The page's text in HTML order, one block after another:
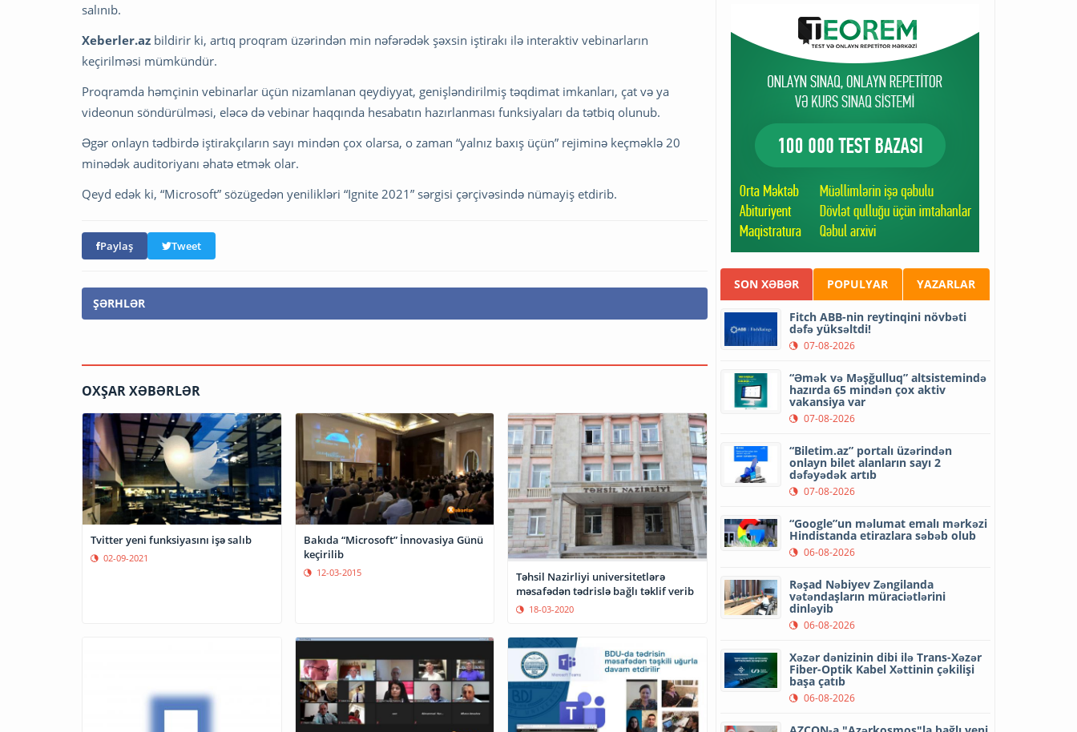
salınıb.
Xeberler.az bildirir ki, artıq proqram üzərindən min nəfərədək şəxsin iştirakı ilə interaktiv vebinarların
keçirilməsi mümkündür.
Proqramda həmçinin vebinarlar üçün nizamlanan qeydiyyat, genişləndirilmiş təqdimat imkanları, çat və ya
videonun söndürülməsi, eləcə də vebinar haqqında hesabatın hazırlanması funksiyaları da tətbiq olunub.
Əgər onlayn tədbirdə iştirakçıların sayı mindən çox olarsa, o zaman “yalnız baxış üçün” rejiminə keçməklə 20
minədək auditoriyanı əhatə etmək olar.
Qeyd edək ki, “Microsoft” sözügedən yenilikləri “Ignite 2021” sərgisi çərçivəsində nümayiş etdirib.
Paylaş Tweet
ŞƏRHLƏR
OXŞAR XƏBƏRLƏR
Tvitter yeni funksiyasını işə salıb
02-09-2021
Bakıda “Microsoft” İnnovasiya Günü
keçirilib
12-03-2015
Təhsil Nazirliyi universitetlərə
məsafədən tədrislə bağlı təklif verib
18-03-2020
SON XƏBƏR POPULYAR YAZARLAR
Fitch ABB-nin reytinqini növbəti
dəfə yüksəltdi!
07-08-2026
“Əmək və Məşğulluq” altsistemində
hazırda 65 mindən çox aktiv
vakansiya var
07-08-2026
“Biletim.az” portalı üzərindən
onlayn bilet alanların sayı 2
dəfəyədək artıb
07-08-2026
“Google”un məlumat emalı mərkəzi
Hindistanda etirazlara səbəb olub
06-08-2026
Rəşad Nəbiyev Zəngilanda
vətəndaşların müraciətlərini
dinləyib
06-08-2026
Xəzər dənizinin dibi ilə Trans-Xəzər
Fiber-Optik Kabel Xəttinin çəkilişi
başa çatıb
06-08-2026